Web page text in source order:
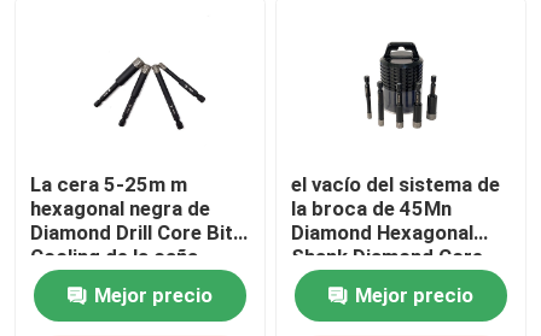
La cera 5-25m m
hexagonal negra de
Diamond Drill Core Bit
Cooling de la caña
soldó
Mejor precio
el vacío del sistema de
la broca de 45Mn
Diamond Hexagonal
Shank Diamond Core
soldó
Mejor precio